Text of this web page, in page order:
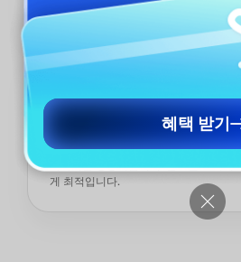
들어줍니다.
영어, 스페인어, 프랑스어, 일본어 등 다
하신가요? UPDF AI는 다국어 및 다양
원하는 언어로 프롬프트를 입력하면 타
아이디를 생성해줍니다. 글로벌 크리에
게 최적입니다.
혜택 받기